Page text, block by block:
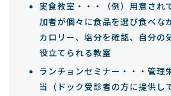
実食教室・・・（例）用意され
加者が個々に食品を選び食べな
カロリー、塩分を確認、自分の
役立てられる教室
ランチョンセミナー・・・管理
当（ドック受診者の方に提供し